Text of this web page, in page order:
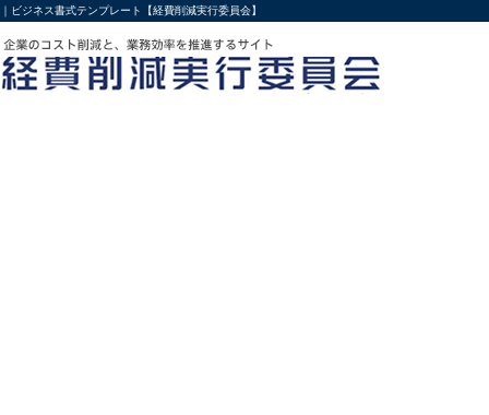
｜ビジネス書式テンプレート【経費削減実行委員会】